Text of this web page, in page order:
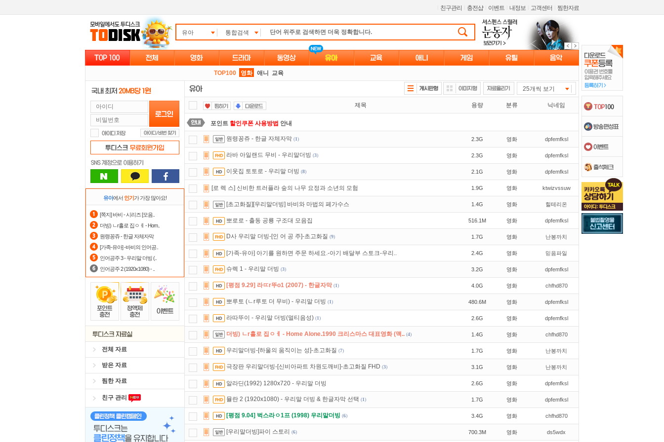
친구관리 충전샵 이벤트 내정보 고객센터 찜한자료
유아 통합검색
TOP100 영화 애니 교육
유아에서 인기가 가장 많아요!
[쪽지] 바비 - 시리즈 [모음..
더빙) ㄴr홀로 집ㅇㅔ - Hom..
원령꽁쥬 - 한글 자체자막
[가족-유아] -바비의 인어공..
인어공주 3 - 우리말 더빙 (..
인어공주 2 (1920x1080) - ..
전체 자료
받은 자료
찜한 자료
친구 관리
25개씩 보기
제목 용량 분류 닉네임
포인트 할인쿠폰 사용방법 안내
댓글만 잘써도무료 포인트를 드립니다!
스마트TV 로 투디스크 영화,드라마,예능 보자!
자녀보호기능
정액제할인쿠폰 사용방법안내
숨어있는 카드 마일리지 조회하고100% 무료충전!
출석체크이벤트!매일매일출석체크!
원령꽁쥬 - 한글 자체자막 (1) 2.3G 영화 dpfemfksl
라바 아일랜드 무비 - 우리말더빙 (3) 2.3G 영화 dpfemfksl
이웃집 토토로 - 우리말 더빙 (8) 2.1G 영화 dpfemfksl
[로 렉 스] 신비한 트러플라 숲의 나무 요정과 소년의 모험 1.9G 영화 ktwizvssuw
[초고화질][우리말더빙] 바비와 마법의 페가수스 1.4G 영화 힐테리온
뽀로로 - 출동 공룡 구조대 모음집 516.1M 영화 dpfemfksl
D사 우리말 더빙-[인 어 공 주]-초고화질 (9) 1.7G 영화 난봉까치
[가족-유아] 아기를 원하면 주문 하세요.-아기 배달부 스토크-우리.. 2.4G 영화 믿음파일
슈렉 1 - 우리말 더빙 (3) 3.2G 영화 dpfemfksl
[평점 9.29] 라ㄸr뚜o1 (2007) - 한글자막 (1) 4.0G 영화 chfhd870
뽀루토 (ㄴr루토 더 무비) - 우리말 더빙 (1) 480.6M 영화 dpfemfksl
라따뚜이 - 우리말 더빙(멀티음성) (1) 2.6G 영화 dpfemfksl
더빙) ㄴr홀로 집ㅇㅔ - Home Alone.1990 크리스마스 대표영화 (맥.. (4) 1.4G 영화 chfhd870
우리말더빙-[하울의 움직이는 성]-초고화질 (7) 1.7G 영화 난봉까치
극장판 우리말더빙-[신비아파트 차원도깨비]-초고화질 FHD (3) 3.1G 영화 난봉까치
알라딘(1992) 1280x720 - 우리말 더빙 2.6G 영화 dpfemfksl
뮬란 2 (1920x1080) - 우리말 더빙 & 한글자막 선택 (1) 1.7G 영화 dpfemfksl
[평점 9.04] 벅스라ㅇ1프 (1998) 우리말더빙 (6) 3.4G 영화 chfhd870
[우리말더빙]파이 스토리 (6) 700.3M 영화 ds5wdx